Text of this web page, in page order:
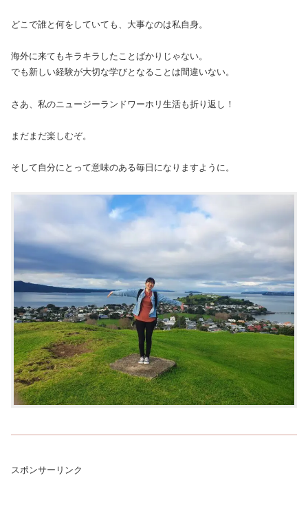
どこで誰と何をしていても、大事なのは私自身。
海外に来てもキラキラしたことばかりじゃない。
でも新しい経験が大切な学びとなることは間違いない。
さあ、私のニュージーランドワーホリ生活も折り返し！
まだまだ楽しむぞ。
そして自分にとって意味のある毎日になりますように。
スポンサーリンク